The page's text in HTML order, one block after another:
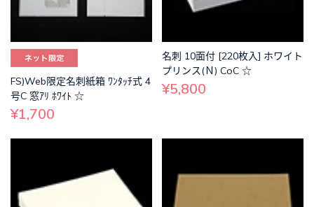
FS)Web限定名刺紙箱 ﾜﾝﾀｯﾁ式 4
号C 窓ｱﾘ ﾎﾜｲﾄ ☆
¥1,700
名刺 10面付 [220枚入] ホワイト
プリンス(Ｎ) CoC ☆
¥5,800